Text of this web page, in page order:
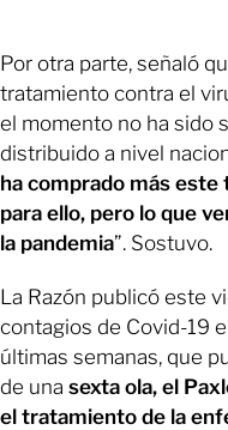
Por otra parte, señaló
tratamiento contra el
el momento no ha sido
distribuido a nivel
ha comprado más
para ello, pero lo que
la pandemia”. Sostuvo.
La Razón publicó este
contagios de Covid-19
últimas semanas, que
de una sexta ola, el
el tratamiento de la